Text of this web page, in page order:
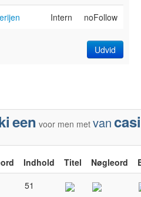
Intern noFollow
Udvid
een voor men met van
Indhold Titel Nøgleord
51